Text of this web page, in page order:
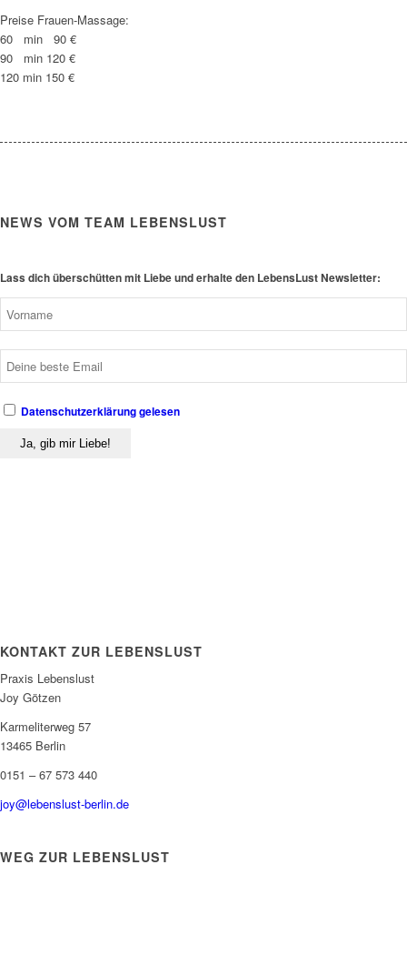
Preise Frauen-Massage:
60 min 90 €
90 min 120 €
120 min 150 €
NEWS VOM TEAM LEBENSLUST
Lass dich überschütten mit Liebe und erhalte den LebensLust Newsletter:
Datenschutzerklärung gelesen
KONTAKT ZUR LEBENSLUST
Praxis Lebenslust
Joy Götzen
Karmeliterweg 57
13465 Berlin
0151 – 67 573 440
joy@lebenslust-berlin.de
WEG ZUR LEBENSLUST